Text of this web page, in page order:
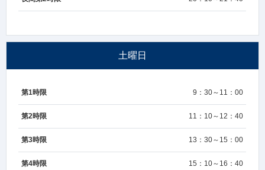
土曜日
第1時限 9：30～11：00
第2時限 11：10～12：40
第3時限 13：30～15：00
第4時限 15：10～16：40